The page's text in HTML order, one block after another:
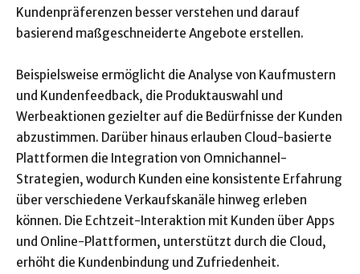
Kundenpräferenzen besser verstehen und darauf
basierend maßgeschneiderte Angebote erstellen.
Beispielsweise ermöglicht die Analyse von Kaufmustern
und Kundenfeedback, die Produktauswahl und
Werbeaktionen gezielter auf die Bedürfnisse der Kunden
abzustimmen. Darüber hinaus erlauben Cloud-basierte
Plattformen die Integration von Omnichannel-
Strategien, wodurch Kunden eine konsistente Erfahrung
über verschiedene Verkaufskanäle hinweg erleben
können. Die Echtzeit-Interaktion mit Kunden über Apps
und Online-Plattformen, unterstützt durch die Cloud,
erhöht die Kundenbindung und Zufriedenheit.